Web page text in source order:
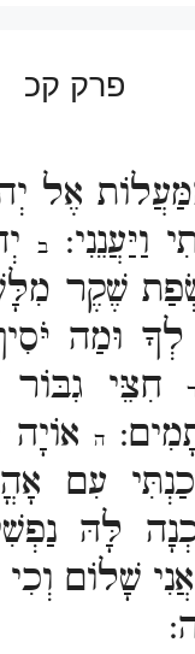
פרק קכ
אֶל
וַיַּעֲנֵנִי:
ב
שֶׁקֶר
וּמַה
חִצֵּי גִבּוֹר
ה
עִם
לָּהּ
אֲנִי שָׁלוֹם